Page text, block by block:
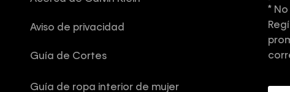
Aviso de privacidad
Guía de Cortes
Guía de ropa interior de mujer
*